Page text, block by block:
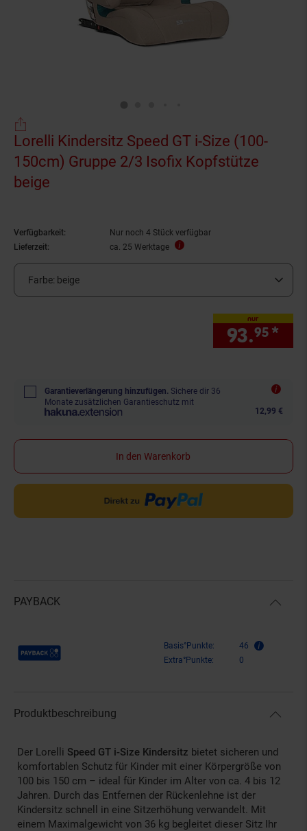
Lorelli Kindersitz Speed GT i-Size (100-
150cm) Gruppe 2/3 Isofix Kopfstütze
beige
Verfügbarkeit:
Nur noch 4 Stück verfügbar
Lieferzeit:
ca. 25 Werktage
Farbe: beige
nur
93.95 *
Garantieverlängerung hinzufügen. Sichere dir 36
Monate zusätzlichen Garantieschutz mit
12,99 €
In den Warenkorb
PAYBACK
Payback Punkte Basis°Punkte:
46
Extra°Punkte:
0
Produktbeschreibung
Der Lorelli Speed GT i-Size Kindersitz bietet sicheren und
komfortablen Schutz für Kinder mit einer Körpergröße von
100 bis 150 cm – ideal für Kinder im Alter von ca. 4 bis 12
Jahren. Durch das Entfernen der Rückenlehne ist der
Kindersitz schnell in eine Sitzerhöhung verwandelt. Mit
einem Maximalgewicht von 36 kg begleitet dieser Sitz Ihr